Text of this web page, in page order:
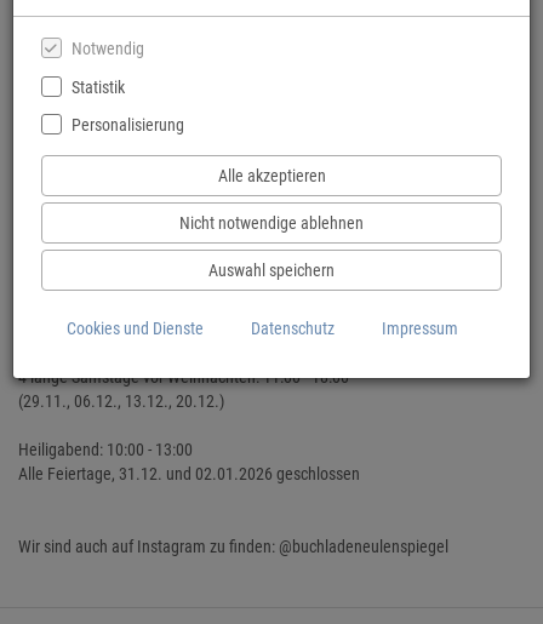
Notwendig
Statistik
Personalisierung
Alle akzeptieren
Nicht notwendige ablehnen
Auswahl speichern
Cookies und Dienste Datenschutz Impressum
Bestellungen
nehmen wir auch telefonisch, unter 0521 175049 und per E-
Mail unter mail@buchladen-eulenspiegel.de entgegen.
Bei uns gibt es auch
Die im Laden erworbenen Gutscheine sind nur im Laden einzulösen.
Die im Onlineshop erworbenen sind nur im Onlineshop bei Direktlieferung
Öffnungszeitenzum Stöbern, Verweilen und netten Austausch:
Samstag: 11:00 - 16:00
4 lange Samstage vor Weihnachten: 11:00 - 18:00
(29.11., 06.12., 13.12., 20.12.)
Heiligabend: 10:00 - 13:00
Alle Feiertage, 31.12. und 02.01.2026 geschlossen
Wir sind auch auf Instagram zu finden: @buchladeneulenspiegel